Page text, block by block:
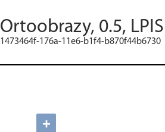
Ortoobrazy, 0.5,
1473464f-176a-11e6-b1f4-b870f44b6730
+